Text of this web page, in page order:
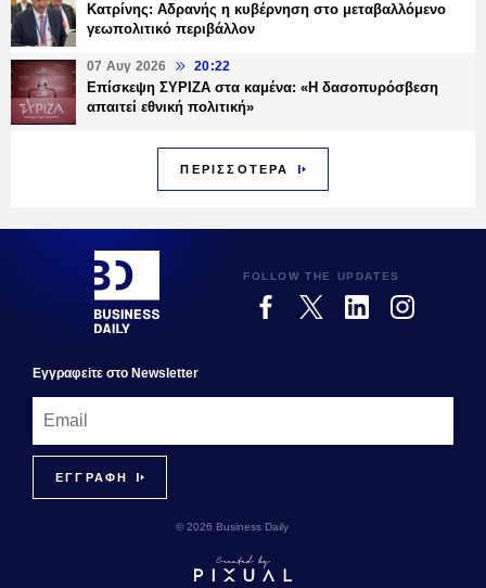
Κατρίνης: Αδρανής η κυβέρνηση στο μεταβαλλόμενο
γεωπολιτικό περιβάλλον
07 Αυγ 2026 20:22
Επίσκεψη ΣΥΡΙΖΑ στα καμένα: «Η δασοπυρόσβεση
απαιτεί εθνική πολιτική»
ΠΕΡΙΣΣΟΤΕΡΑ
FOLLOW THE UPDATES
Εγγραφεiτε στο Newsletter
© 2026 Business Daily